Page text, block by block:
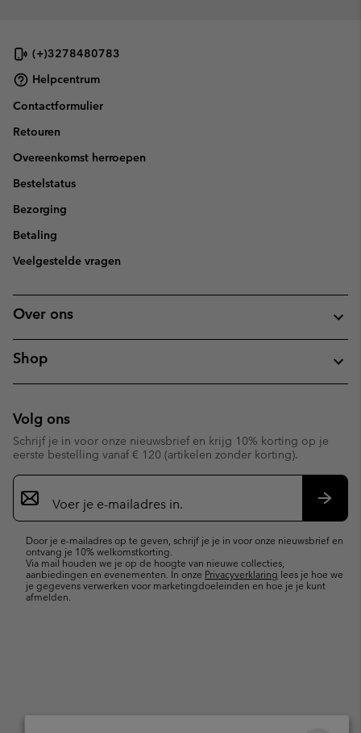
(+)3278480783
Helpcentrum
Contactformulier
Retouren
Overeenkomst herroepen
Bestelstatus
Bezorging
Betaling
Veelgestelde vragen
Over ons
Shop
Volg ons
Schrijf je in voor onze nieuwsbrief en krijg 10% korting op je
eerste bestelling vanaf € 120 (artikelen zonder korting).
Aanmelden
voor
e-
Door je e-mailadres op te geven, schrijf je je in voor onze nieuwsbrief en
ontvang je 10% welkomstkorting.
Via mail houden we je op de hoogte van nieuwe collecties,
aanbiedingen en evenementen. In onze Privacyverklaring lees je hoe we
je gegevens verwerken voor marketingdoeleinden en hoe je je kunt
afmelden.